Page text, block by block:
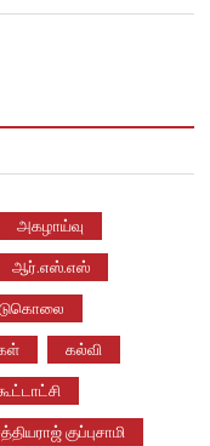
அகழாய்வு
ஆர்.எஸ்.எஸ்
கல்வி
குப்புசாமி